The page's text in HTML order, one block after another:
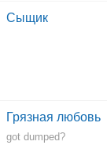
Сыщик
Грязная любовь
got dumped?